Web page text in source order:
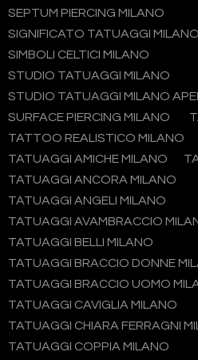
SEPTUM PIERCING MILANO
SIGNIFICATO TATUAGGI MILANO
SIMBOLI CELTICI MILANO
STUDIO TATUAGGI MILANO
STUDIO TATUAGGI MILANO
SURFACE PIERCING MILANO
TATTOO REALISTICO MILANO
TATUAGGI AMICHE MILANO
TATUAGGI ANCORA MILANO
TATUAGGI ANGELI MILANO
TATUAGGI AVAMBRACCIO
TATUAGGI BELLI MILANO
TATUAGGI BRACCIO DONNE
TATUAGGI BRACCIO UOMO
TATUAGGI CAVIGLIA MILANO
TATUAGGI CHIARA FERRAGNI
TATUAGGI COPPIA MILANO